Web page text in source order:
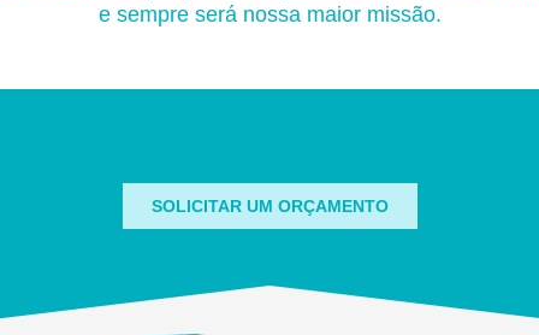
e sempre será nossa maior missão.
SOLICITAR UM ORÇAMENTO